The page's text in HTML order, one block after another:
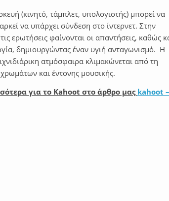
(κινητό, τάμπλετ, υπολογιστής) μπορεί να
να υπάρχει σύνδεση στο ίντερνετ. Στην
ερωτήσεις φαίνονται οι απαντήσεις, καθώς
δημιουργώντας έναν υγιή ανταγωνισμό. Η
ατμόσφαιρα κλιμακώνεται από τη
και έντονης μουσικής.
για το Kahoot στο άρθρο μαςkahoot